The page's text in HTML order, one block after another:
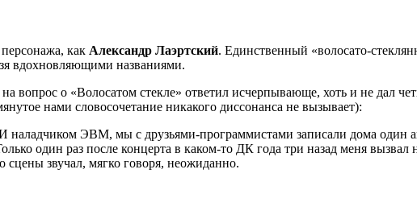
как Александр Лаэртский. Единственный «волосато-
вдохновляющими названиями.
вопрос о «Волосатом стекле» ответил исчерпывающе, хоть и не дал
нами словосочетание никакого диссонанса не вызывает):
наладчиком ЭВМ, мы с друзьями-программистами записали дома один
один раз после концерта в каком-то ДК года три назад меня вызвал
сцены звучал, мягко говоря, неожиданно.